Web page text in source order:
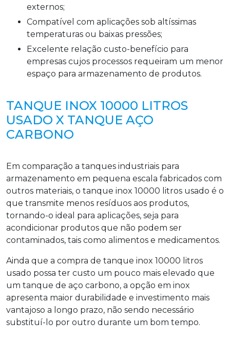
externos;
Compatível com aplicações sob altíssimas
temperaturas ou baixas pressões;
Excelente relação custo-benefício para
empresas cujos processos requeiram um menor
espaço para armazenamento de produtos.
TANQUE INOX 10000 LITROS
USADO X TANQUE AÇO
CARBONO
Em comparação a tanques industriais para
armazenamento em pequena escala fabricados com
outros materiais, o tanque inox 10000 litros usado é o
que transmite menos resíduos aos produtos,
tornando-o ideal para aplicações, seja para
acondicionar produtos que não podem ser
contaminados, tais como alimentos e medicamentos.
Ainda que a compra de tanque inox 10000 litros
usado possa ter custo um pouco mais elevado que
um tanque de aço carbono, a opção em inox
apresenta maior durabilidade e investimento mais
vantajoso a longo prazo, não sendo necessário
substituí-lo por outro durante um bom tempo.